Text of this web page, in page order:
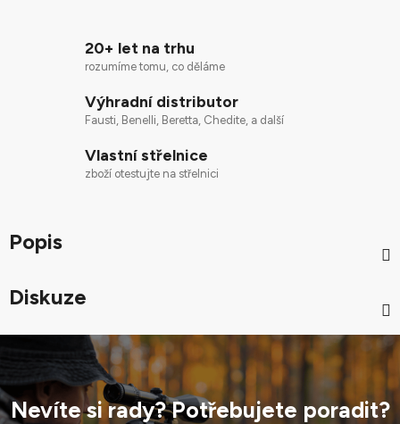
20+ let na trhu
rozumíme tomu, co děláme
Výhradní distributor
Fausti, Benelli, Beretta, Chedite, a další
Vlastní střelnice
zboží otestujte na střelnici
Popis
Diskuze
Nevíte si rady? Potřebujete poradit?